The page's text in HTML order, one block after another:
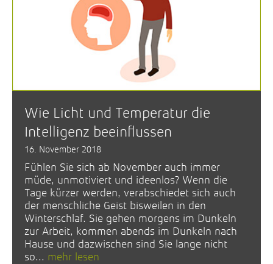
Wie Licht und Temperatur die
Intelligenz beeinflussen
16. November 2018
Fühlen Sie sich ab November auch immer
müde, unmotiviert und ideenlos? Wenn die
Tage kürzer werden, verabschiedet sich auch
der menschliche Geist bisweilen in den
Winterschlaf. Sie gehen morgens im Dunkeln
zur Arbeit, kommen abends im Dunkeln nach
Hause und dazwischen sind Sie lange nicht
so... mehr lesen